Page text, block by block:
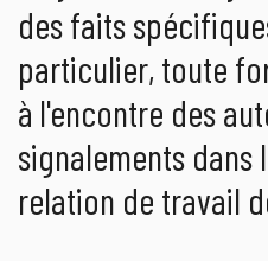
des faits
particulier, toute
à l'encontre des
signalements dans
relation de travail